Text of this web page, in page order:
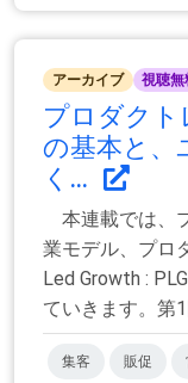
アーカイブ 視聴無
プロダクト
の基本と、
く...
本連載では、
業モデル、プロ
Led Growth :
ていきます。第
集客 販促